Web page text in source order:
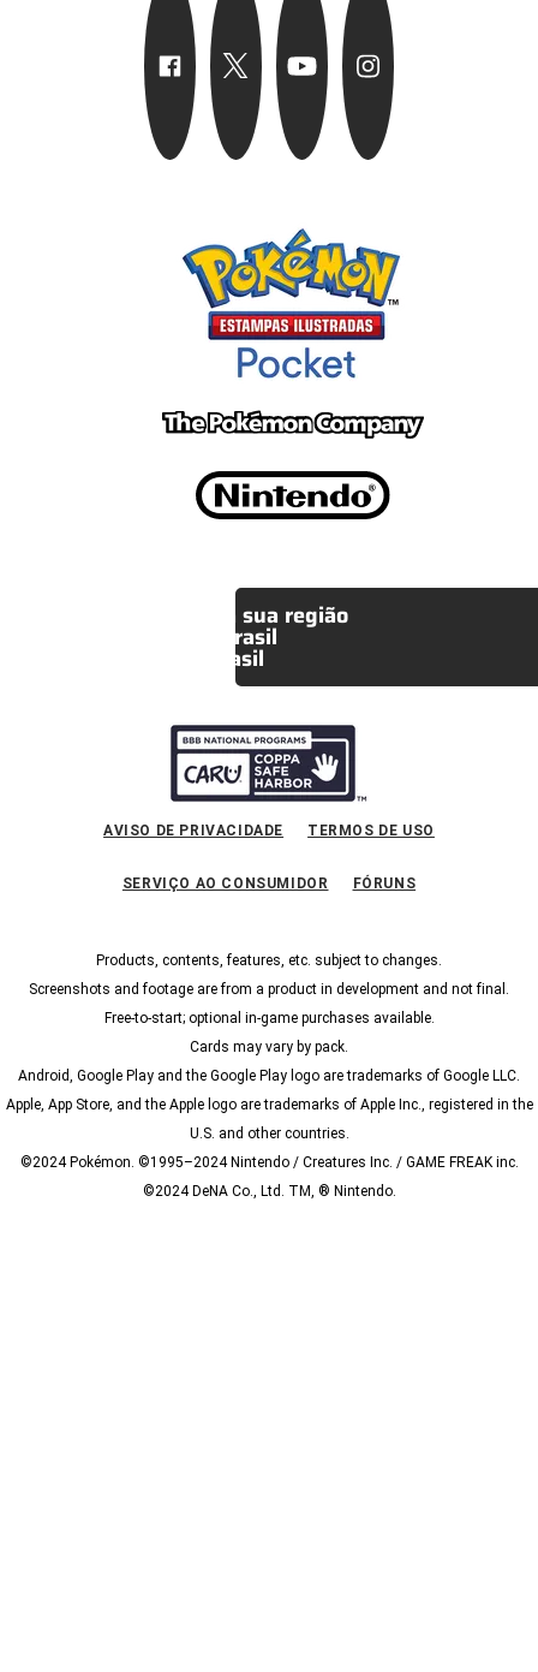
Selecione a sua região
— Brasil
Brasil
AVISO DE PRIVACIDADE TERMOS DE USO
SERVIÇO AO CONSUMIDOR FÓRUNS
Products, contents, features, etc. subject to changes.
Screenshots and footage are from a product in development and not final.
Free-to-start; optional in-game purchases available.
Cards may vary by pack.
Android, Google Play and the Google Play logo are trademarks of Google LLC.
Apple, App Store, and the Apple logo are trademarks of Apple Inc., registered in the
U.S. and other countries.
©2024 Pokémon. ©1995–2024 Nintendo / Creatures Inc. / GAME FREAK inc.
©2024 DeNA Co., Ltd. TM, ® Nintendo.